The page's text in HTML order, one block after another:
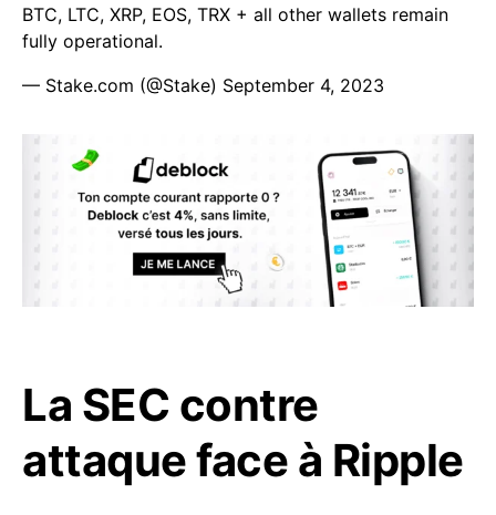
BTC, LTC, XRP, EOS, TRX + all other wallets remain
fully operational.
— Stake.com (@Stake) September 4, 2023
La SEC contre
attaque face à Ripple